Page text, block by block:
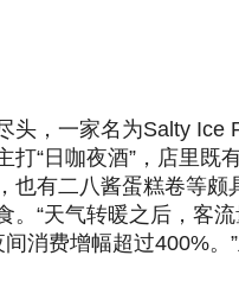
头，一家名为Salty Ice
打“日咖夜酒”，店里既
也有二八酱蛋糕卷等颇
。“天气转暖之后，客
消费增幅超过400%。